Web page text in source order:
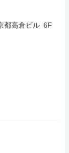
都高倉ビル 6F